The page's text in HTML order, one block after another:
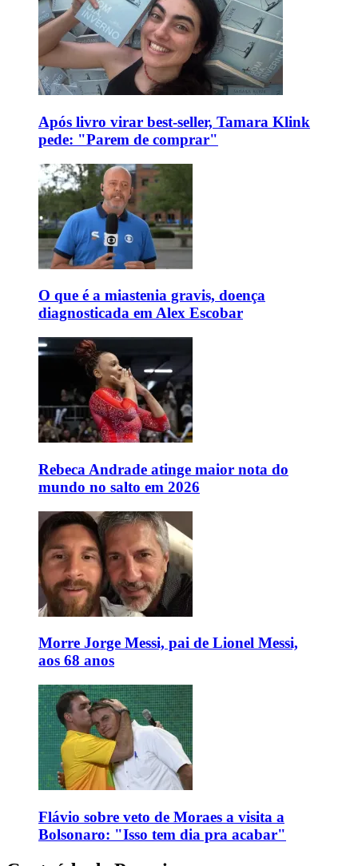
Após livro virar best-seller, Tamara Klink
pede: "Parem de comprar"
O que é a miastenia gravis, doença
diagnosticada em Alex Escobar
Rebeca Andrade atinge maior nota do
mundo no salto em 2026
Morre Jorge Messi, pai de Lionel Messi,
aos 68 anos
Flávio sobre veto de Moraes a visita a
Bolsonaro: "Isso tem dia pra acabar"